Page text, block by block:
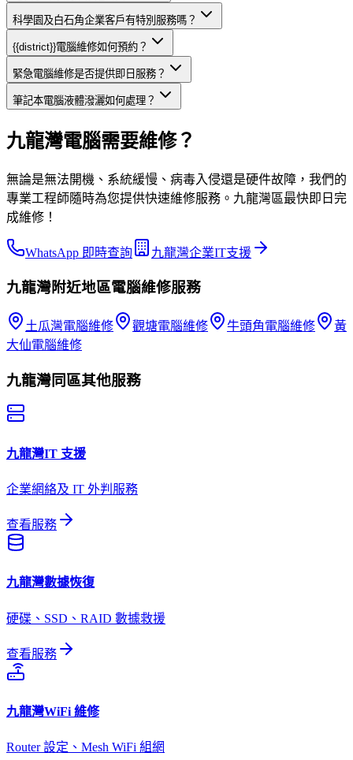
科學園及白石角企業客戶有特別服務嗎？
{{district}}電腦維修如何預約？
緊急電腦維修是否提供即日服務？
筆記本電腦液體潑灑如何處理？
九龍灣電腦需要維修？
無論是無法開機、系統緩慢、病毒入侵還是硬件故障，我們的
專業工程師隨時為您提供快速維修服務。九龍灣區最快即日完
成維修！
WhatsApp 即時查詢 九龍灣企業IT支援
九龍灣附近地區電腦維修服務
土瓜灣電腦維修 觀塘電腦維修 牛頭角電腦維修
黃
大仙電腦維修
九龍灣同區其他服務
九龍灣IT 支援
企業網絡及 IT 外判服務
查看服務
九龍灣數據恢復
硬碟、SSD、RAID 數據救援
查看服務
九龍灣WiFi 維修
Router 設定、Mesh WiFi 組網